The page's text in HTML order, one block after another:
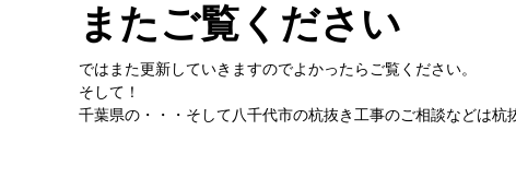
またご覧ください
ではまた更新していきますのでよかったらご覧ください。
そして！
千葉県の・・・そして八千代市の杭抜き工事のご相談などは杭